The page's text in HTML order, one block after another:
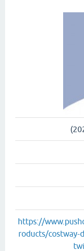
https://
roducts/costway-